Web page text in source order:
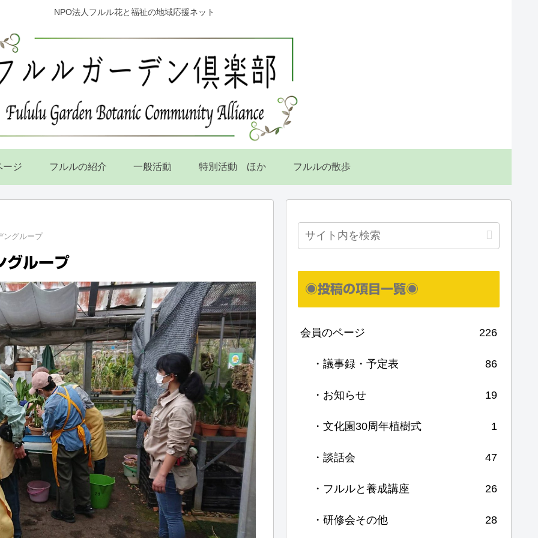
NPO法人フルル花と福祉の地域応援ネット
ージ フルルの紹介 一般活動 特別活動 ほか フルルの散歩
グループ
ループ
◉投稿の項目一覧◉
会員のページ 226
・議事録・予定表 86
・お知らせ 19
・文化園30周年植樹式 1
・談話会 47
・フルルと養成講座 26
・研修会その他 28